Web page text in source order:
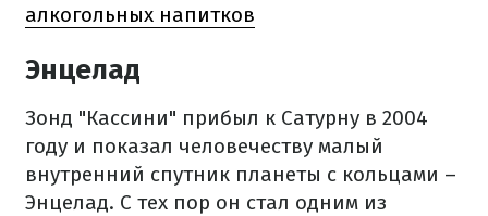
алкогольных напитков
Энцелад
Зонд "Кассини" прибыл к Сатурну в 2004
году и показал человечеству малый
внутренний спутник планеты с кольцами –
Энцелад. С тех пор он стал одним из